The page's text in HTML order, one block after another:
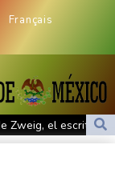
Français
Zweig, el escritor